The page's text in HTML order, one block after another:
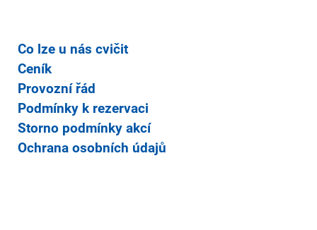
Co lze u nás cvičit
Ceník
Provozní řád
Podmínky k rezervaci
Storno podmínky akcí
Ochrana osobních údajů